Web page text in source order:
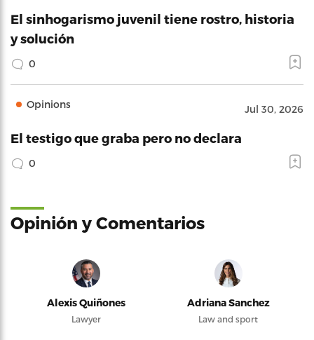
El sinhogarismo juvenil tiene rostro, historia
y solución
0
Opinions Jul 30, 2026
El testigo que graba pero no declara
0
Opinión y Comentarios
Alexis Quiñones
Lawyer
Adriana Sanchez
Law and sport